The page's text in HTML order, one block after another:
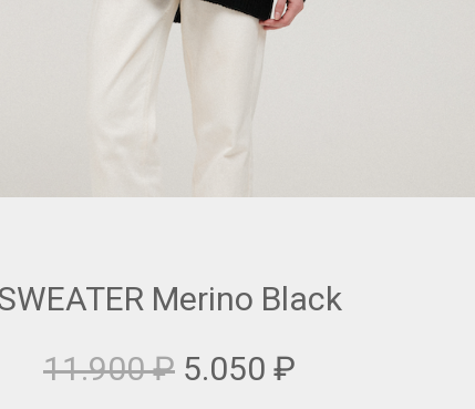
SWEATER Merino Black
11.900₽ 5.050 ₽